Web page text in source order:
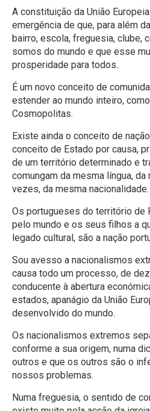
A constituição da União
emergência de que, para além
bairro, escola, freguesia, clube,
somos do mundo e que esse
prosperidade para todos.
É um novo conceito de
estender ao mundo inteiro,
Cosmopolitas.
Existe ainda o conceito de
conceito de Estado por causa,
de um território determinado e
comungam da mesma língua,
vezes, da mesma nacionalidade.
Os portugueses do território de
pelo mundo e os seus filhos a
legado cultural, são a nação
Sou avesso a nacionalismos
causa todo um processo, de
conducente à abertura
estados, apanágio da União
desenvolvido do mundo.
Os nacionalismos extremos
conforme a sua origem, numa
outros e que os outros são o
nossos problemas.
Numa freguesia, o sentido de